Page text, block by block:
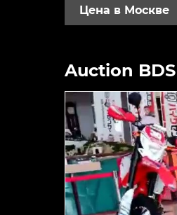
Цена в Москве
Auction BDS